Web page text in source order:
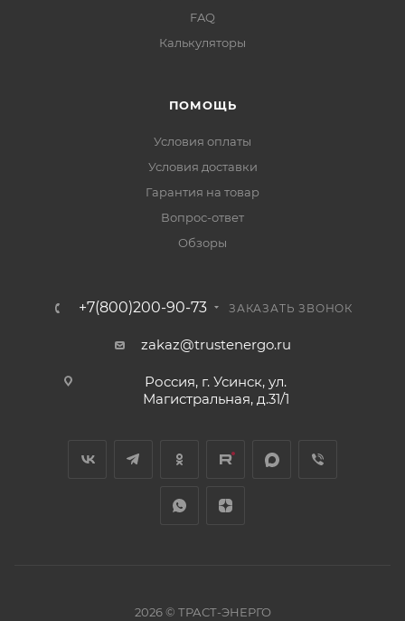
FAQ
Калькуляторы
ПОМОЩЬ
Условия оплаты
Условия доставки
Гарантия на товар
Вопрос-ответ
Обзоры
+7(800)200-90-73 ЗАКАЗАТЬ ЗВОНОК
zakaz@trustenergo.ru
Россия, г. Усинск, ул.
Магистральная, д.31/1
2026 © ТРАСТ-ЭНЕРГО